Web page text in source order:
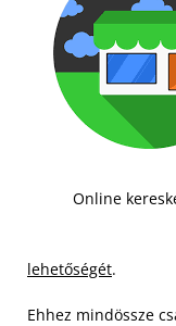
Online
lehetőségét.
Ehhez mindössze